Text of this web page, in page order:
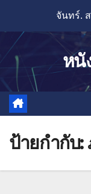
content
จันทร์.
หนั
ป้ายกำกับ: